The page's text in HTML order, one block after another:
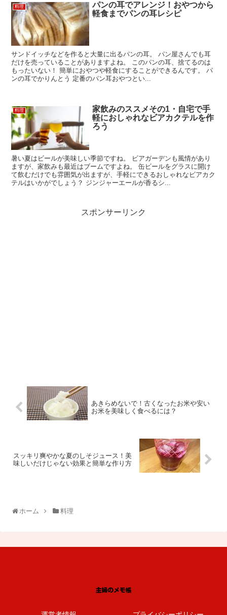
料理
パンの耳でアレンジ！おやつから
軽食までパンの耳レシピ
サンドイッチなどを作ると大量に出るパンの耳。 パン屋さんでも耳
だけを売っていることがありますよね。 このパンの耳、捨てるのは
もったいない！ 簡単におやつや軽食にすることができるんです。 パ
ンの耳でかりんとう 定番のパン耳おやつとい...
料理
家飲みのススメその1・自宅で手
軽におしゃれなビアカクテルを作
ろう
暑い夏はビールが美味しい季節ですね。 ビアガーデンも風情があり
ますが、家飲みも最近はブームですよね。 缶ビールをグラスに開け
て飲むだけでも雰囲気が出ますが、手軽にできるおしゃれなビアカク
テルはいかがでしょう？ ジンジャーエールが香るシ...
スポンサーリンク
あきらめないで！古くなったお米や安い
お米を美味しく食べるには？
スッキリ爽やかな夏のしそジュース！美
味しいだけじゃない効果と簡単な作り方
ホーム 料理